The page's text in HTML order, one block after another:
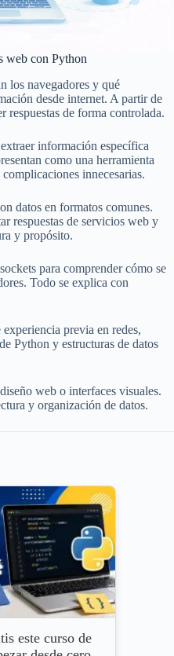
web con Python
los navegadores y qué
desde internet. A partir de
respuestas de forma controlada.
información específica
como una herramienta
innecesarias.
datos en formatos comunes.
respuestas de servicios web y
y propósito.
para comprender cómo se
Todo se explica con
previa en redes,
Python y estructuras de datos
web o interfaces visuales.
y organización de datos.
este curso de